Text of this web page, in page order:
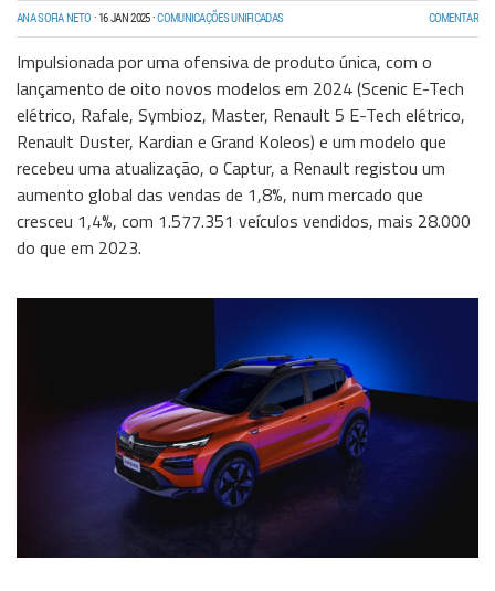
High Tech
Hosting/Cloud
I&D
Opinião
Storage
Wireless
ANA SOFIA NETO ·16 JAN 2025·COMUNICAÇÕES UNIFICADAS COMENTAR
Impulsionada por uma ofensiva de produto única, com o
lançamento de oito novos modelos em 2024 (Scenic E-Tech
elétrico, Rafale, Symbioz, Master, Renault 5 E-Tech elétrico,
Renault Duster, Kardian e Grand Koleos) e um modelo que
recebeu uma atualização, o Captur, a Renault registou um
aumento global das vendas de 1,8%, num mercado que
cresceu 1,4%, com 1.577.351 veículos vendidos, mais 28.000
do que em 2023.